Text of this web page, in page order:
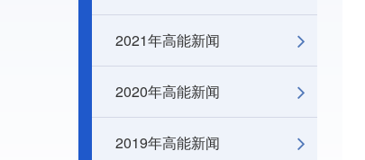
2021年高能新闻
2020年高能新闻
2019年高能新闻